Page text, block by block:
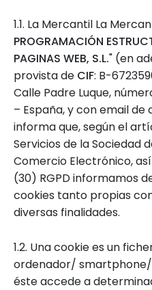
1.1. La Mercantil La
PROGRAMACIÓN
PAGINAS WEB, S.L." (en
provista de CIF: B-
Calle Padre Luque,
– España, y con email de
informa que, según el
Servicios de la Sociedad
Comercio Electrónico,
(30) RGPD informamos
cookies tanto propias
diversas finalidades.
1.2. Una cookie es un
ordenador/
éste accede a